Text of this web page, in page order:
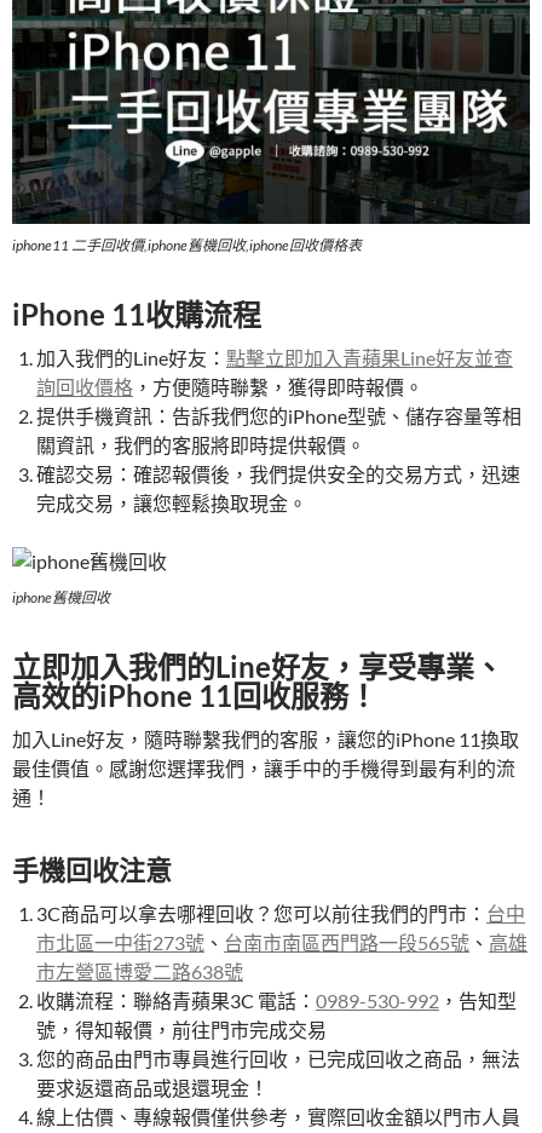
iphone11 二手回收價,iphone舊機回收,iphone回收價格表
iPhone 11收購流程
加入我們的Line好友： 點擊立即加入青蘋果Line好友並查
詢回收價格 ​，方便隨時聯繫，獲得即時報價。
提供手機資訊：告訴我們您的iPhone型號、儲存容量等相
關資訊，我們的客服將即時提供報價。
確認交易：確認報價後，我們提供安全的交易方式，迅速
完成交易，讓您輕鬆換取現金。
iphone舊機回收
立即加入我們的Line好友，享受專業、
高效的iPhone 11回收服務！
加入Line好友​，隨時聯繫我們的客服，讓您的iPhone 11換取
最佳價值。感謝您選擇我們，讓手中的手機得到最有利的流
通！
手機回收注意
3C商品可以拿去哪裡回收？您可以前往我們的門市： 台中
市北區一中街273號 、 台南市南區西門路一段565號 、 高雄
市左營區博愛二路638號
收購流程：聯絡青蘋果3C 電話： 0989-530-992 ，告知型
號，得知報價，前往門市完成交易
您的商品由門市專員進行回收，已完成回收之商品，無法
要求返還商品或退還現金！
線上估價、專線報價僅供參考，實際回收金額以門市人員